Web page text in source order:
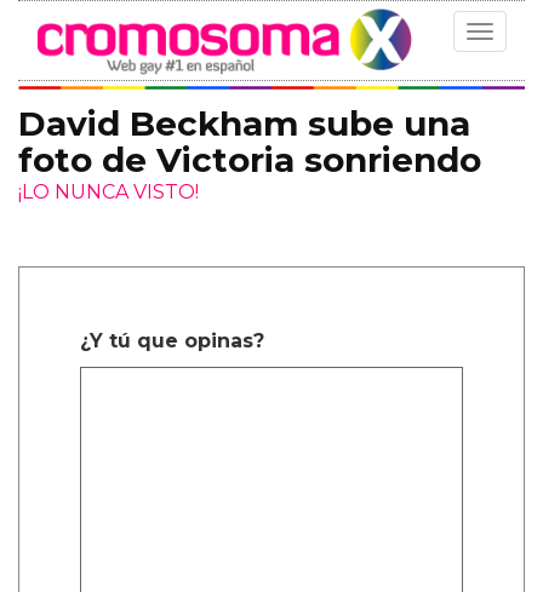
Toggle
David Beckham sube una
foto de Victoria sonriendo
¡LO NUNCA VISTO!
¿Y tú que opinas?